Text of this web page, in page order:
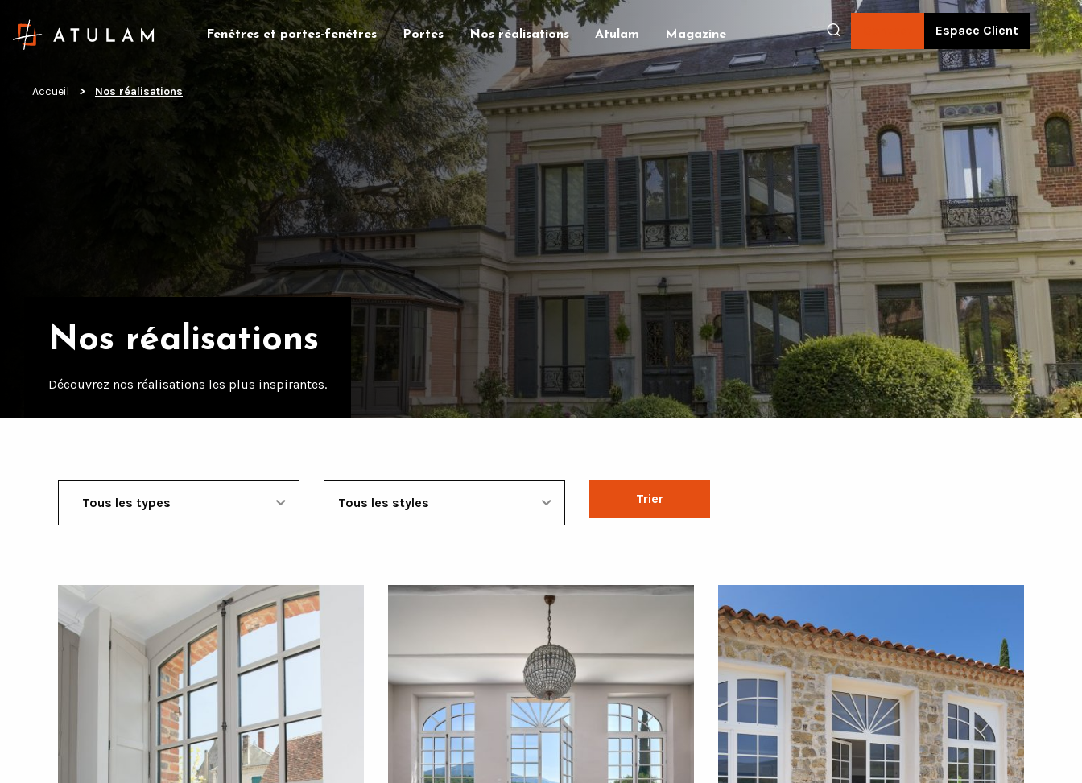
Fenêtres et portes-fenêtres Portes Nos réalisations Atulam Magazine Espace Client
Accueil Nos réalisations
Nos réalisations
Découvrez nos réalisations les plus inspirantes.
Tous les types Demeures de caractère
Tous les styles Trier